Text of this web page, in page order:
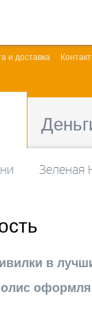
и доставка
Зеленая
в